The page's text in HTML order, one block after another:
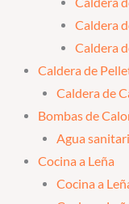
Caldera
Caldera
Caldera de
Caldera de
Bombas de
Agua
Cocina a Leña
Cocina a